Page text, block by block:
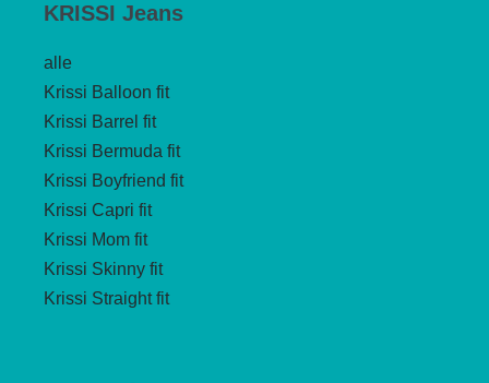
KRISSI Jeans
alle
Krissi Balloon fit
Krissi Barrel fit
Krissi Bermuda fit
Krissi Boyfriend fit
Krissi Capri fit
Krissi Mom fit
Krissi Skinny fit
Krissi Straight fit